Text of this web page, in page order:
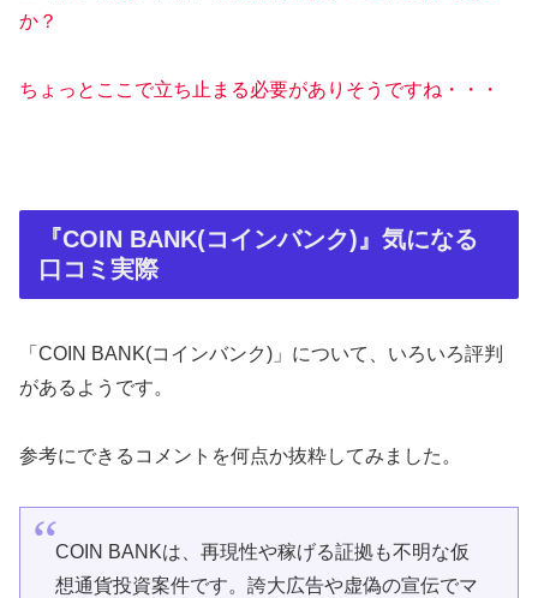
か？
ちょっとここで立ち止まる必要がありそうですね・・・
『COIN BANK(コインバンク)』気になる
口コミ実際
「COIN BANK(コインバンク)」について、いろいろ評判
があるようです。
参考にできるコメントを何点か抜粋してみました。
COIN BANKは、再現性や稼げる証拠も不明な仮
想通貨投資案件です。誇大広告や虚偽の宣伝でマ